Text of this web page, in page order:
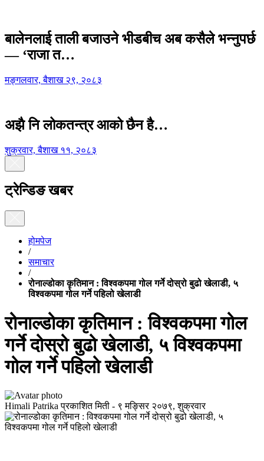
बालेनलाई ताली बजाउने भीडबीच अब कसैले भन्नुपर्छ
— ‘राजा त…
मङ्गलवार, बैशाख २९, २०८३
अझै नि लोकतन्त्र आको छैन है…
शुक्रवार, बैशाख ११, २०८३
ट्रेन्डिङ खबर
होमपेज
/
समाचार
/
रोनाल्डोका कृतिमान : विश्वकपमा गोल गर्ने दोस्रो बुढो खेलाडी, ५
विश्वकपमा गोल गर्ने पहिलो खेलाडी
रोनाल्डोका कृतिमान : विश्वकपमा गोल
गर्ने दोस्रो बुढो खेलाडी, ५ विश्वकपमा
गोल गर्ने पहिलो खेलाडी
Himali Patrika प्रकाशित मिती - ९ मङ्सिर २०७९, शुक्रवार